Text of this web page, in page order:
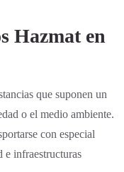
Hazmat en
que suponen un
o el medio ambiente.
con especial
e infraestructuras